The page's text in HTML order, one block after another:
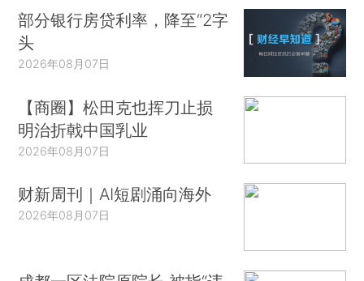
部分银行房贷利率，降至“2字
头
2026年08月07日
【商圈】松田克也挥刀止损
明治折戟中国乳业
2026年08月07日
财新周刊｜AI短剧涌向海外
2026年08月07日